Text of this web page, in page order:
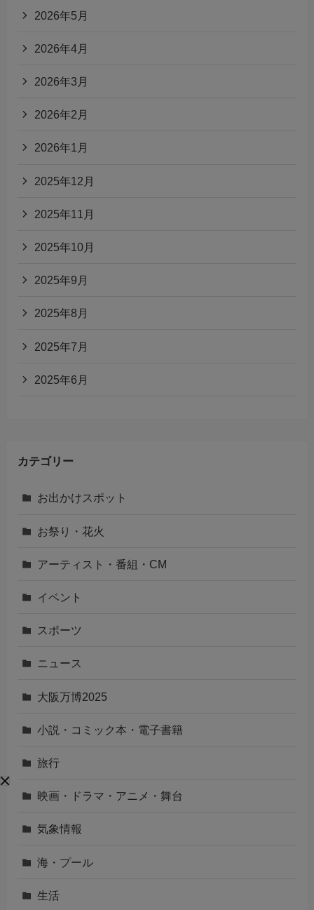
2026年5月
2026年4月
2026年3月
2026年2月
2026年1月
2025年12月
2025年11月
2025年10月
2025年9月
2025年8月
2025年7月
2025年6月
カテゴリー
お出かけスポット
お祭り・花火
アーティスト・番組・CM
イベント
スポーツ
ニュース
大阪万博2025
小説・コミック本・電子書籍
旅行
映画・ドラマ・アニメ・舞台
気象情報
海・プール
生活